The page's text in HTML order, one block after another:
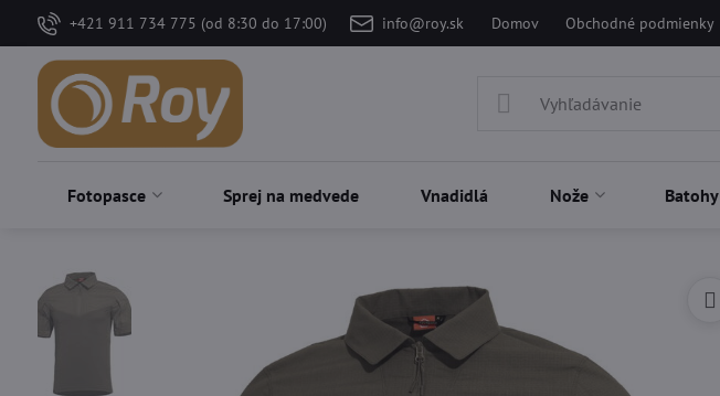
+421 911 734 775 (od 8:30 do 17:00) info@roy.sk Domov Obchodné podmienky
Fotopasce Sprej na medvede Vnadidlá Nože Batohy